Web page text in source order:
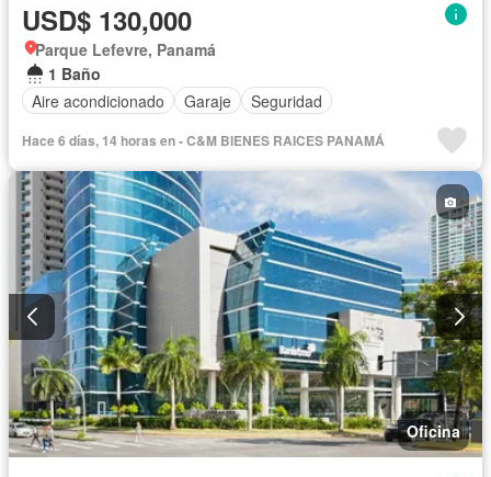
USD$ 130,000
Parque Lefevre, Panamá
1 Baño
Aire acondicionado
Garaje Seguridad
Hace 6 días, 14 horas en - C&M BIENES RAICES PANAMÁ
Oficina